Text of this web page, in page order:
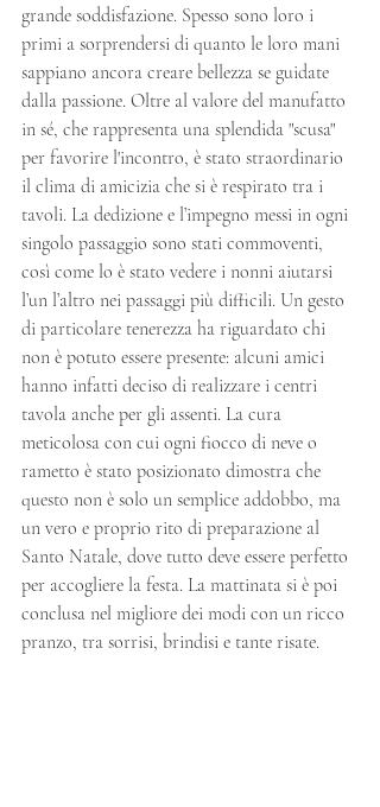
grande soddisfazione. Spesso sono loro i
primi a sorprendersi di quanto le loro mani
sappiano ancora creare bellezza se guidate
dalla passione. Oltre al valore del manufatto
in sé, che rappresenta una splendida "scusa"
per favorire l'incontro, è stato straordinario
il clima di amicizia che si è respirato tra i
tavoli. La dedizione e l’impegno messi in ogni
singolo passaggio sono stati commoventi,
così come lo è stato vedere i nonni aiutarsi
l’un l’altro nei passaggi più difficili. Un gesto
di particolare tenerezza ha riguardato chi
non è potuto essere presente: alcuni amici
hanno infatti deciso di realizzare i centri
tavola anche per gli assenti. La cura
meticolosa con cui ogni fiocco di neve o
rametto è stato posizionato dimostra che
questo non è solo un semplice addobbo, ma
un vero e proprio rito di preparazione al
Santo Natale, dove tutto deve essere perfetto
per accogliere la festa. La mattinata si è poi
conclusa nel migliore dei modi con un ricco
pranzo, tra sorrisi, brindisi e tante risate.